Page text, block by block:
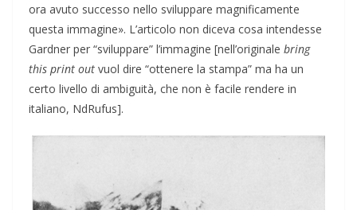
ora avuto successo nello sviluppare magnificamente
questa immagine». L’articolo non diceva cosa intendesse
Gardner per “sviluppare” l’immagine [nell’originale bring
this print out vuol dire “ottenere la stampa” ma ha un
certo livello di ambiguità, che non è facile rendere in
italiano, NdRufus].